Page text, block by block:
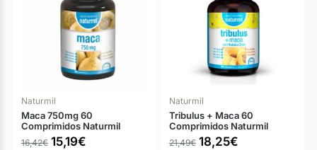
Naturmil
Maca 750mg 60
Comprimidos Naturmil
16,42€ 15,19€
Naturmil
Tribulus + Maca 60
Comprimidos Naturmil
21,49€ 18,25€